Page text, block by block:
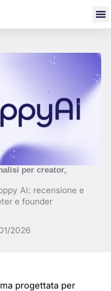
per creator,
AI: recensione e
e founder
2026
progettata per